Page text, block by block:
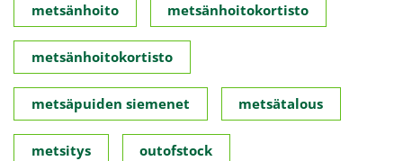
metsänhoito metsänhoitokortisto
metsänhoitokortisto
metsäpuiden siemenet metsätalous
metsitys outofstock